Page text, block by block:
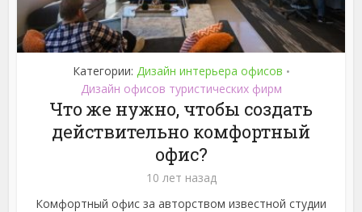
Категории: Дизайн интерьера офисов •
Дизайн офисов туристических фирм
Что же нужно, чтобы создать
действительно комфортный
офис?
10 лет назад
Комфортный офис за авторством известной студии